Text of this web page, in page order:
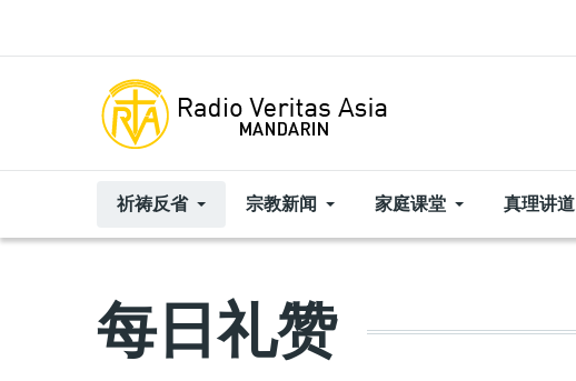
祈祷反省 宗教新闻 家庭课堂 真理讲道
每日礼赞